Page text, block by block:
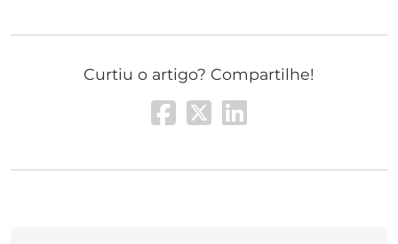
Curtiu o artigo? Compartilhe!